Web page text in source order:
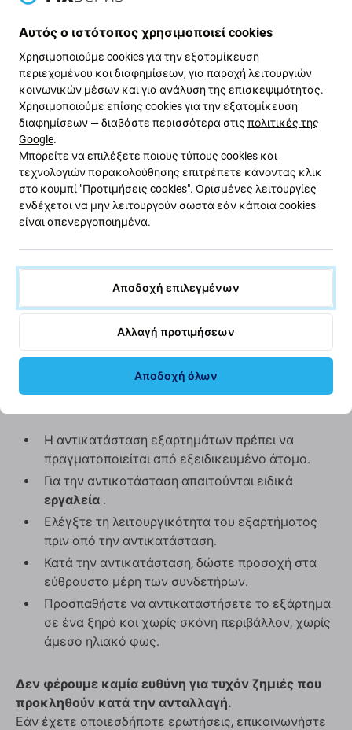
το Xiaomi Mi Electric Scooter Pro, Pro 2
φρενάρει άσχημαή χρειάζεστε αναβάθμιση για
καλύτεροέλεγχο ταχύτητας, αυτό τοκαλώδιο
φρένουείναι η τέλεια αντικατάσταση. Σχεδιασμένο
για να αποκαθιστάτη βέλτιστη απόδοση πέδησης
εξασφαλίζει γρήγορες και αξιόπιστες ρυθμίσεις
ταχύτητας, επαναφέροντας το σκούτερ σας σε
πλήρη λειτουργικότητα.
Ποιότητα ανταλλακτικών
Τα ανταλλακτικάAftermarketκατασκευάζονται από
τρίτους και όχι απευθείας από τον κατασκευαστή
του εξοπλισμού. Αυτό είναι αντίγραφο του
πρωτότυπου και το ανταλλακτικό που παραδίδεται
ως Aftermarket ενδέχεται να έχει ελάχιστες
διακυμάνσεις στη λειτουργικότητα, την ποιότητα ή
την εμφάνιση.
Η αντικατάσταση εξαρτημάτων πρέπει να
πραγματοποιείται από εξειδικευμένο άτομο.
Για την αντικατάσταση απαιτούνται ειδικά
εργαλεία .
Ελέγξτε τη λειτουργικότητα του εξαρτήματος
πριν από την αντικατάσταση.
Κατά την αντικατάσταση, δώστε προσοχή στα
εύθραυστα μέρη των συνδετήρων.
Προσπαθήστε να αντικαταστήσετε το εξάρτημα
σε ένα ξηρό και χωρίς σκόνη περιβάλλον, χωρίς
άμεσο ηλιακό φως.
Δεν φέρουμε καμία ευθύνη για τυχόν ζημιές που
προκληθούν κατά την ανταλλαγή.
Εάν έχετε οποιεσδήποτε ερωτήσεις, επικοινωνήστε
Αυτός ο ιστότοπος χρησιμοποιεί cookies
Χρησιμοποιούμε cookies για την εξατομίκευση
περιεχομένου και διαφημίσεων, για παροχή λειτουργιών
κοινωνικών μέσων και για ανάλυση της επισκεψιμότητας.
Χρησιμοποιούμε επίσης cookies για την εξατομίκευση
διαφημίσεων — διαβάστε περισσότερα στις πολιτικές της
Google.
Μπορείτε να επιλέξετε ποιους τύπους cookies και
τεχνολογιών παρακολούθησης επιτρέπετε κάνοντας κλικ
στο κουμπί "Προτιμήσεις cookies". Ορισμένες λειτουργίες
ενδέχεται να μην λειτουργούν σωστά εάν κάποια cookies
είναι απενεργοποιημένα.
Αποδοχή επιλεγμένων
Αλλαγή προτιμήσεων
Αποδοχή όλων